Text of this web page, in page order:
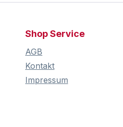
Shop Service
AGB
Kontakt
Impressum